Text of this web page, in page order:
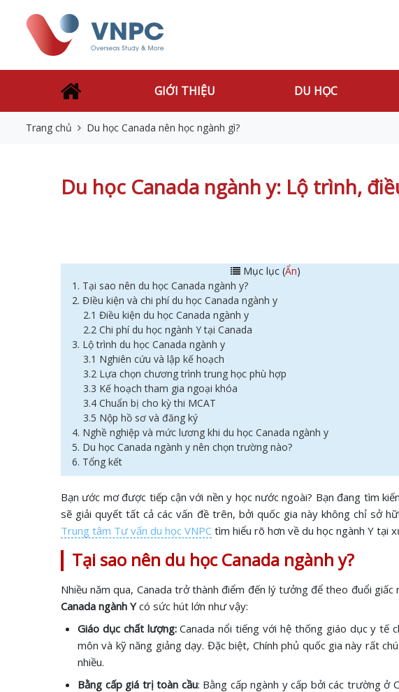
GIỚI THIỆU DU HỌC
Trang chủ Du học Canada nên học ngành gì?
Du học Canada ngành y: Lộ trình,
Mục lục (Ẩn)
1. Tại sao nên du học Canada ngành y?
2. ĐIều kiện và chi phí du học Canada ngành y
2.1 Điều kiện du học Canada ngành y
2.2 Chi phí du học ngành Y tại Canada
3. Lộ trình du học Canada ngành y
3.1 Nghiên cứu và lập kế hoạch
3.2 Lựa chọn chương trình trung học phù hợp
3.3 Kế hoạch tham gia ngoại khóa
3.4 Chuẩn bị cho kỳ thi MCAT
3.5 Nộp hồ sơ và đăng ký
4. Nghề nghiệp và mức lương khi du học Canada ngành y
5. Du học Canada ngành y nên chọn trường nào?
6. Tổng kết
Bạn ước mơ được tiếp cận với nền y học nước ngoài? Bạn đang tìm
sẽ giải quyết tất cả các vấn đề trên, bởi quốc gia này không chỉ sở
Trung tâm Tư vấn du học VNPC tìm hiểu rõ hơn về du học ngành Y tại
Tại sao nên du học Canada ngành y?
Nhiều năm qua, Canada trở thành điểm đến lý tưởng để theo đuổi
Canada ngành Ycó sức hút lớn như vậy:
Giáo dục chất lượng:Canada nổi tiếng với hệ thống giáo dục y tế
môn và kỹ năng giảng dạy. Đặc biệt, Chính phủ quốc gia này rất
nhiều.
Bằng cấp giá trị toàn cầu: Bằng cấp ngành y cấp bởi các trường ở